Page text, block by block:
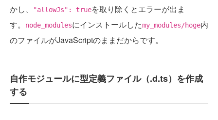
かし、 "allowJs": trueを取り除くとエラーが出ま
す。
node_modulesにインストールしたmy_modules/hoge内
のファイルがJavaScriptのままだからです。
自作モジュールに型定義ファイル（.d.ts）を作成
する